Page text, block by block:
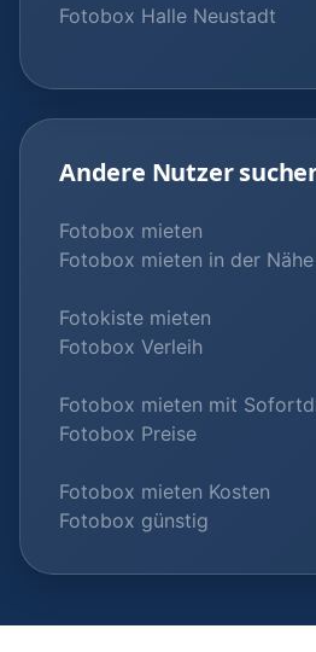
Fotobox Halle Neustadt
Andere Nutzer
Fotobox mieten
Fotobox mieten in der Nähe
Fotokiste mieten
Fotobox Verleih
Fotobox mieten mit
Fotobox Preise
Fotobox mieten Kosten
Fotobox günstig